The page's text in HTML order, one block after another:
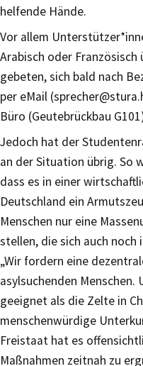
helfende Hände.
Vor allem
Arabisch oder
gebeten, sich bald nach
per eMail
Büro (Geutebrückbau
Jedoch hat der
an der Situation übrig. So
dass es in einer
Deutschland ein
Menschen nur eine
stellen, die sich auch
„Wir fordern eine
asylsuchenden
geeignet als die Zelte in
menschenwürdige
Freistaat hat es
Maßnahmen zeitnah zu